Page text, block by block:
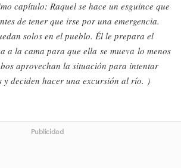
capítulo: Raquel se hace un esguince que
de tener que irse por una emergencia.
solos en el pueblo. Él le prepara el
a la cama para que ella se mueva lo menos
aprovechan la situación para intentar
y deciden hacer una excursión al río. )
Publicidad